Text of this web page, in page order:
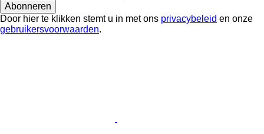
Abonneren
Door hier te klikken stemt u in met ons privacybeleid en onze
gebruikersvoorwaarden.